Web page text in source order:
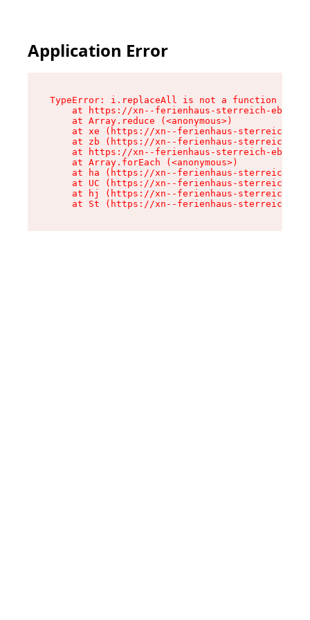
Application Error
TypeError: i.replaceAll is not a function
at https://xn--ferienhaus-sterreich-
    at Array.reduce (<anonymous>)
at xe (https://xn--ferienhaus-sterreich-
at zb (https://xn--ferienhaus-sterreich-
at https://xn--ferienhaus-sterreich-
    at Array.forEach (<anonymous>)
at ha (https://xn--ferienhaus-sterreich-
at UC (https://xn--ferienhaus-sterreich-
at hj (https://xn--ferienhaus-sterreich-
at St (https://xn--ferienhaus-sterreich-